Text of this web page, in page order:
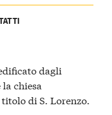
dagli
chiesa
di S. Lorenzo.